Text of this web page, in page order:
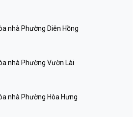
nhà Phường Diên Hồng
nhà Phường Vườn Lài
nhà Phường Hòa Hưng